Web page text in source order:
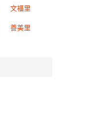
文福里
善美里